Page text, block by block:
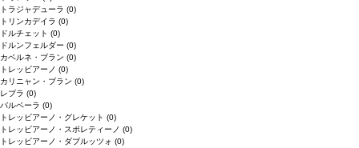
トラジャデューラ (0)
トリンカデイラ (0)
ドルチェット (0)
ドルンフェルダー (0)
カベルネ・ブラン (0)
トレッビアーノ (0)
カリニャン・ブラン (0)
レブラ (0)
バルベーラ (0)
トレッビアーノ・グレケット (0)
トレッビアーノ・スポレティーノ (0)
トレッビアーノ・ダブルッツォ (0)